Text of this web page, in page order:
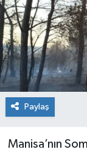
Paylaş
Manisa’nın